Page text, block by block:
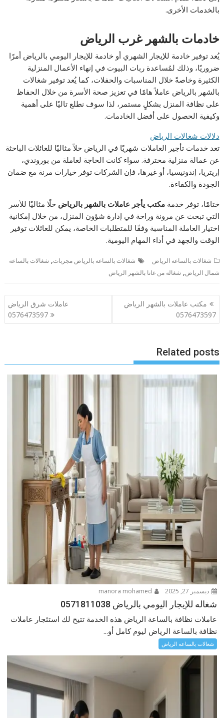
بالخدمات الأخرى.
خادمات بالشهر غرب الرياض
يُعد توفير خادمة للإيجار الشهري أو خادمة للإيجار اليومي بالرياض أمرًا
ضروريًا، وذلك لمُساعدة ربات البيوت في إنهاء الأعمال المنزلية
الكثيرة وخاصةً خلال المناسبات والحفلات، كما يُعد توفير شغالات
بالشهر بالرياض عاملاً هامًا في تعزيز صحة الأسرة من خلال الحفاظ
على نظافة المنزل بشكلٍ مستمر، لذا سوف نطلع تاليًا على أهمية
وكيفية الحصول على أفضل الخادمات.
دلالات شغالات الرياض
تعد خدمات تأجير العاملات شهريًا في الرياض حلاً مثاليًا للعائلات الباحثة
عن عمالة منزلية محترفة. سواء كانت الحاجة لعاملة من بوروندي،
إريتريا، إندونيسيا، أو غيرها، فإن الشركات توفر خيارات مرنة مع ضمان
الجودة والكفاءة.
ختامًا، توفر خدمةمكتب يأجر عاملات بالشهر بالرياض حلًا مثاليًا للأسر
التي تبحث عن مرونة وراحة في إدارة شؤون المنزل، من خلال إمكانية
اختيار العاملة المناسبة وفقًا للمتطلبات الخاصة، يمكن للعائلات توفير
الوقت والجهد في أداء المهام اليومية.
شغالات بالساعه الرياض شغالات بالساعه بالرياض مجربات, شغالات بالساعه
شمال الرياض, شغاله من غانا بالشهر الرياض
تصفّح
المقالات
مكتب عاملات بالشهر الرياض
0576473597
عاملات شرق الرياض
0576473597
Related posts
ديسمبر 27, 2025
شغاله للإيجار اليومي بالرياض 0571811038
عاملات نظافة بالساعة الرياض هذه الخدمة تتيح لك استئجار عاملات
نظافة بالساعة الرياض ليوم كامل أو...
شغالات بالساعه الرياض